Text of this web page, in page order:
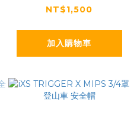
更換套組
NT$1,500
加入購物車